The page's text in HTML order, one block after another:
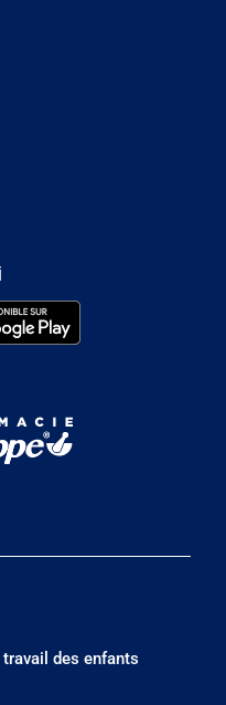
des enfants